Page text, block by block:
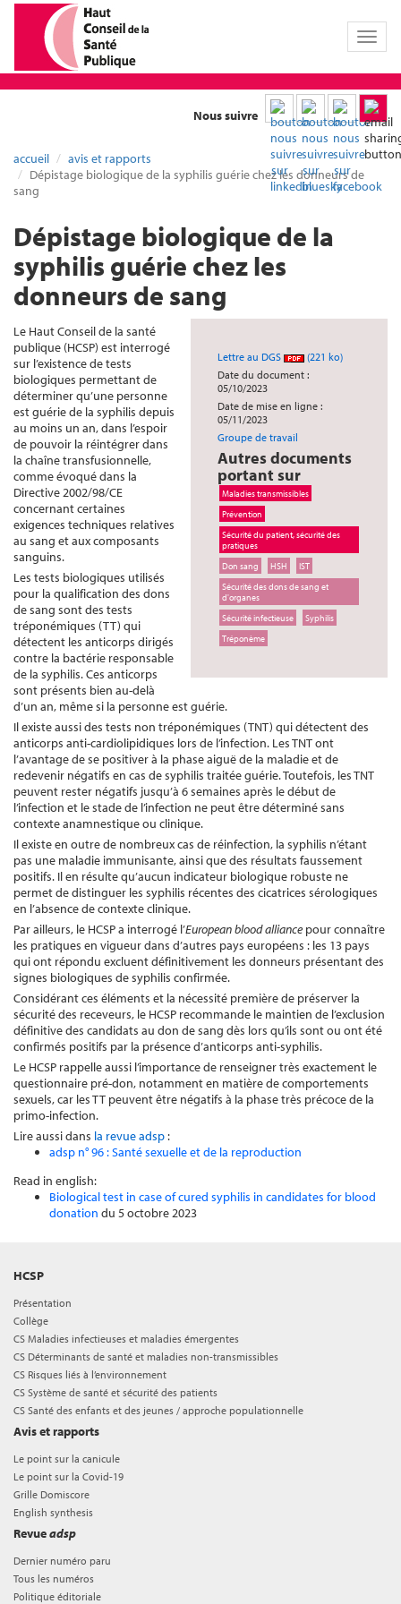
Toggle
Nous suivre
accueil
avis et rapports
Dépistage biologique de la syphilis guérie chez les donneurs de
sang
Dépistage biologique de la
syphilis guérie chez les
donneurs de sang
Lettre au DGS
(221 ko)
Date du document :
05/10/2023
Date de mise en ligne :
05/11/2023
Groupe de travail
Autres documents
portant sur
Maladies transmissibles
Prévention
Sécurité du patient, sécurité des
pratiques
Don sang
HSH
IST
Sécurité des dons de sang et
d'organes
Sécurité infectieuse
Syphilis
Tréponème
Le Haut Conseil de la santé
publique (HCSP) est interrogé
sur l’existence de tests
biologiques permettant de
déterminer qu’une personne
est guérie de la syphilis depuis
au moins un an, dans l’espoir
de pouvoir la réintégrer dans
la chaîne transfusionnelle,
comme évoqué dans la
Directive 2002/98/CE
concernant certaines
exigences techniques relatives
au sang et aux composants
sanguins.
Les tests biologiques utilisés
pour la qualification des dons
de sang sont des tests
tréponémiques (TT) qui
détectent les anticorps dirigés
contre la bactérie responsable
de la syphilis. Ces anticorps
sont présents bien au-delà
d’un an, même si la personne est guérie.
Il existe aussi des tests non tréponémiques (TNT) qui détectent des
anticorps anti-cardiolipidiques lors de l’infection. Les TNT ont
l’avantage de se positiver à la phase aiguë de la maladie et de
redevenir négatifs en cas de syphilis traitée guérie. Toutefois, les TNT
peuvent rester négatifs jusqu’à 6 semaines après le début de
l’infection et le stade de l’infection ne peut être déterminé sans
contexte anamnestique ou clinique.
Il existe en outre de nombreux cas de réinfection, la syphilis n’étant
pas une maladie immunisante, ainsi que des résultats faussement
positifs. Il en résulte qu’aucun indicateur biologique robuste ne
permet de distinguer les syphilis récentes des cicatrices sérologiques
en l’absence de contexte clinique.
Par ailleurs, le HCSP a interrogé l’Europeanbloodalliance pour connaître
les pratiques en vigueur dans d’autres pays européens : les 13 pays
qui ont répondu excluent définitivement les donneurs présentant des
signes biologiques de syphilis confirmée.
Considérant ces éléments et la nécessité première de préserver la
sécurité des receveurs, le HCSP recommande le maintien de l’exclusion
définitive des candidats au don de sang dès lors qu’ils sont ou ont été
confirmés positifs par la présence d’anticorps anti-syphilis.
Le HCSP rappelle aussi l’importance de renseigner très exactement le
questionnaire pré-don, notamment en matière de comportements
sexuels, car les TT peuvent être négatifs à la phase très précoce de la
primo-infection.
Lire aussi dans la revue adsp:
adsp n° 96 : Santé sexuelle et de la reproduction
Read in english:
Biological test in case of cured syphilis in candidates for blood
donation du 5 octobre 2023
HCSP
Présentation
Collège
CS Maladies infectieuses et maladies émergentes
CS Déterminants de santé et maladies non-transmissibles
CS Risques liés à l’environnement
CS Système de santé et sécurité des patients
CS Santé des enfants et des jeunes / approche populationnelle
Avis et rapports
Le point sur la canicule
Le point sur la Covid-19
Grille Domiscore
English synthesis
Revueadsp
Dernier numéro paru
Tous les numéros
Politique éditoriale